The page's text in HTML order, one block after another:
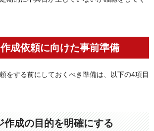
成依頼に向けた事前準備
をする前にしておくべき準備は、以下の4項目
作成の目的を明確にする